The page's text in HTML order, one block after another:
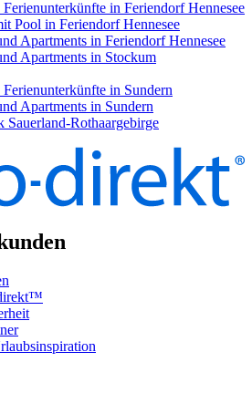
in Feriendorf Hennesee
Pool in Feriendorf Hennesee
Apartments in Feriendorf Hennesee
Apartments in Stockum
in Sundern
Apartments in Sundern
Sauerland-Rothaargebirge